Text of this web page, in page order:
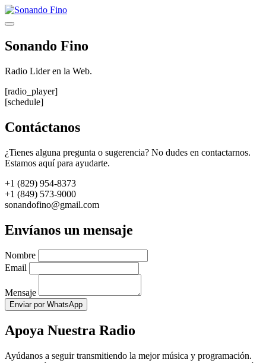
Saltar
al
Menú
Sonando Fino
Radio Lider en la Web.
[radio_player]
[schedule]
Contáctanos
¿Tienes alguna pregunta o sugerencia? No dudes en contactarnos.
Estamos aquí para ayudarte.
+1 (829) 954-8373
+1 (849) 573-9000
sonandofino@gmail.com
Envíanos un mensaje
Nombre
Email
Mensaje
Enviar por WhatsApp
Apoya Nuestra Radio
Ayúdanos a seguir transmitiendo la mejor música y programación.